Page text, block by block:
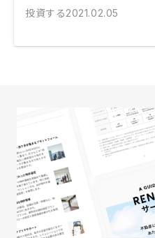
投資する2021.02.05